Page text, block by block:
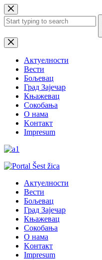
Skip
to
content
No
results
Актуелности
Вести
Бољевац
Град Зајечар
Књажевац
Сокобања
O нама
Kонтакт
Impresum
Актуелности
Вести
Бољевац
Град Зајечар
Књажевац
Сокобања
O нама
Kонтакт
Impresum